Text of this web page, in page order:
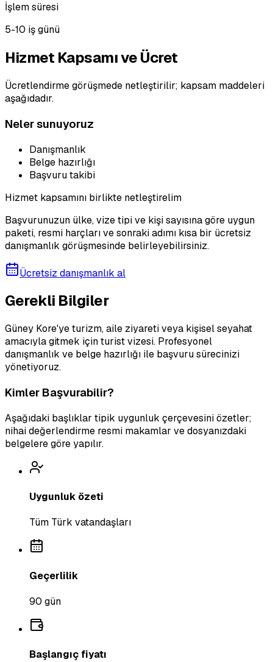
İşlem süresi
5-10 iş günü
Hizmet Kapsamı ve Ücret
Ücretlendirme görüşmede netleştirilir; kapsam maddeleri
aşağıdadır.
Neler sunuyoruz
Danışmanlık
Belge hazırlığı
Başvuru takibi
Hizmet kapsamını birlikte netleştirelim
Başvurunuzun ülke, vize tipi ve kişi sayısına göre uygun
paketi, resmi harçları ve sonraki adımı kısa bir ücretsiz
danışmanlık görüşmesinde belirleyebilirsiniz.
Ücretsiz danışmanlık al
Gerekli Bilgiler
Güney Kore'ye turizm, aile ziyareti veya kişisel seyahat
amacıyla gitmek için turist vizesi. Profesyonel
danışmanlık ve belge hazırlığı ile başvuru sürecinizi
yönetiyoruz.
Kimler Başvurabilir?
Aşağıdaki başlıklar tipik uygunluk çerçevesini özetler;
nihai değerlendirme resmi makamlar ve dosyanızdaki
belgelere göre yapılır.
Uygunluk özeti
Tüm Türk vatandaşları
Geçerlilik
90 gün
Başlangıç fiyatı